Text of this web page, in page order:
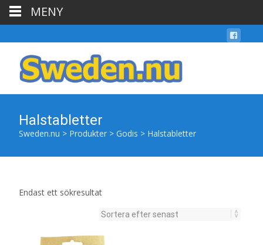
Halstabletter
Sweden.nu > Produkter > Godis > Halstabletter
Endast ett sökresultat
MENY